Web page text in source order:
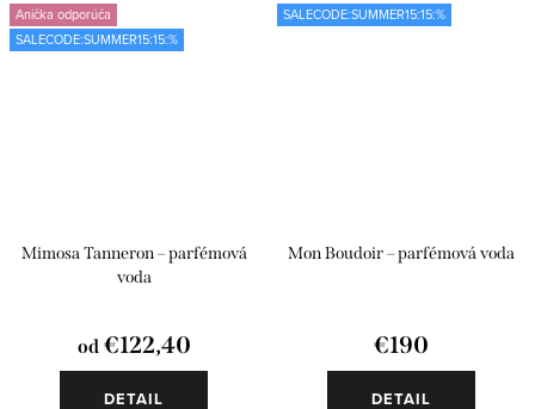
Anička odporúča
SALECODE:SUMMER15:15:%
Mimosa Tanneron – parfémová
voda
od€122,40
DETAIL
SALECODE:SUMMER15:15:%
Mon Boudoir – parfémová voda
€190
DETAIL